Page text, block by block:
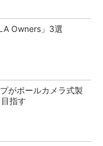
Owners」3選
がポールカメラ式製
指す